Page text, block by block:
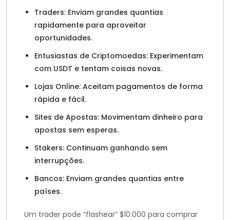
Traders: Enviam grandes quantias
rapidamente para aproveitar
oportunidades.
Entusiastas de Criptomoedas: Experimentam
com USDT e tentam coisas novas.
Lojas Online: Aceitam pagamentos de forma
rápida e fácil.
Sites de Apostas: Movimentam dinheiro para
apostas sem esperas.
Stakers: Continuam ganhando sem
interrupções.
Bancos: Enviam grandes quantias entre
países.
Um trader pode “flashear” $10.000 para comprar